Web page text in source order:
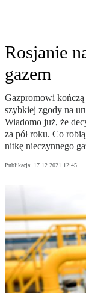
Rosjanie
gazem
Gazpromowi
szybkiej zgody na
Wiadomo już, że
za pół roku. Co
nitkę nieczynnego
Publikacja: 17.12.2021 12:45